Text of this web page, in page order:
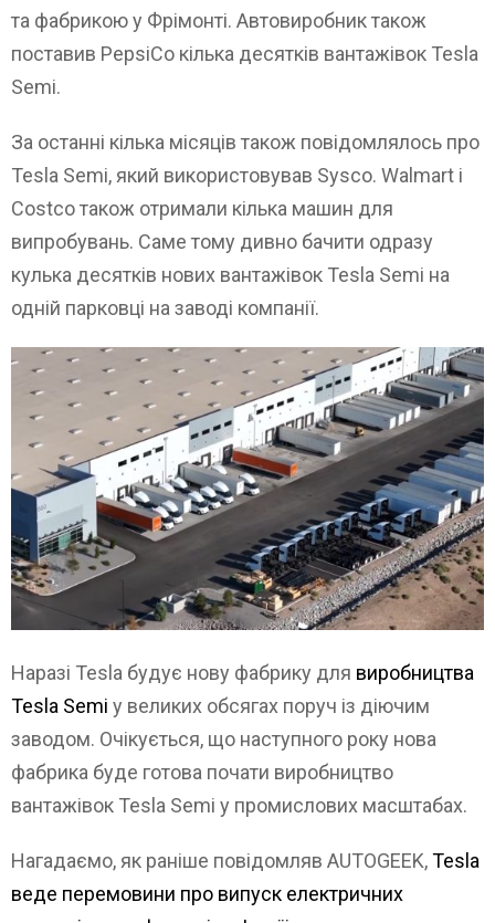
та фабрикою у Фрімонті. Автовиробник також
поставив PepsiCo кілька десятків вантажівок Tesla
Semi.
За останні кілька місяців також повідомлялось про
Tesla Semi, який використовував Sysco. Walmart і
Costco також отримали кілька машин для
випробувань. Саме тому дивно бачити одразу
кулька десятків нових вантажівок Tesla Semi на
одній парковці на заводі компанії.
Наразі Tesla будує нову фабрику для виробництва
Tesla Semi у великих обсягах поруч із діючим
заводом. Очікується, що наступного року нова
фабрика буде готова почати виробництво
вантажівок Tesla Semi у промислових масштабах.
Нагадаємо, як раніше повідомляв AUTOGEEK,Tesla
веде перемовини про випуск електричних